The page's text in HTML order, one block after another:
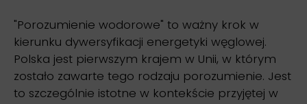
"Porozumienie wodorowe" to ważny krok w
kierunku dywersyfikacji energetyki węglowej.
Polska jest pierwszym krajem w Unii, w którym
zostało zawarte tego rodzaju porozumienie. Jest
to szczególnie istotne w kontekście przyjętej w